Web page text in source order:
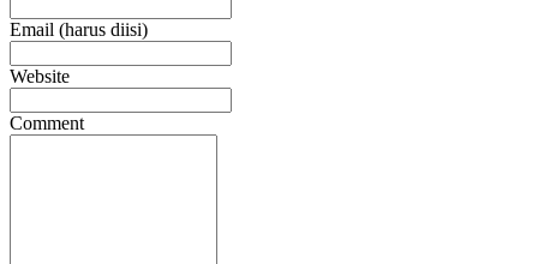
Email (harus diisi)
Website
Comment